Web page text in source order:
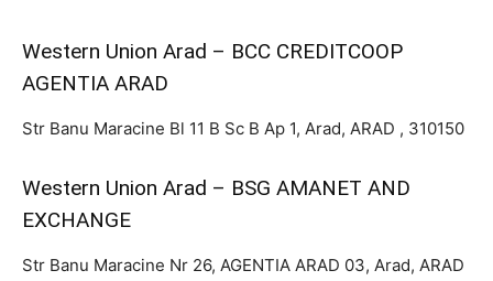
Western Union Arad – BCC CREDITCOOP
AGENTIA ARAD
Str Banu Maracine Bl 11 B Sc B Ap 1, Arad, ARAD , 310150
Western Union Arad – BSG AMANET AND
EXCHANGE
Str Banu Maracine Nr 26, AGENTIA ARAD 03, Arad, ARAD